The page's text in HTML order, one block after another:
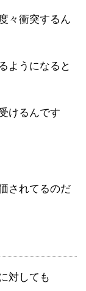
々衝突するん
ようになると
けるんです
されてるのだ
対しても